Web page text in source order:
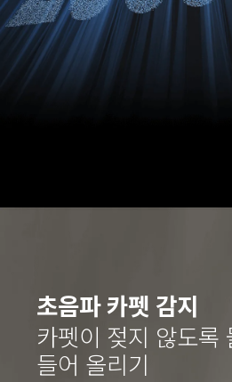
초음파 카펫 감지
카펫이 젖지 않도록
들어 올리기